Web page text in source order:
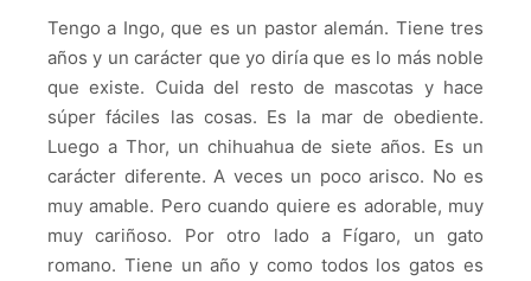
Tengo a Ingo, que es un pastor alemán. Tiene tres
años y un carácter que yo diría que es lo más noble
que existe. Cuida del resto de mascotas y hace
súper fáciles las cosas. Es la mar de obediente.
Luego a Thor, un chihuahua de siete años. Es un
carácter diferente. A veces un poco arisco. No es
muy amable. Pero cuando quiere es adorable, muy
muy cariñoso. Por otro lado a Fígaro, un gato
romano. Tiene un año y como todos los gatos es